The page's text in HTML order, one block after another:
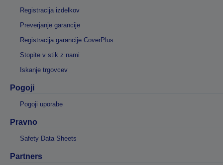
Registracija izdelkov
Preverjanje garancije
Registracija garancije CoverPlus
Stopite v stik z nami
Iskanje trgovcev
Pogoji
Pogoji uporabe
Pravno
Safety Data Sheets
Partners